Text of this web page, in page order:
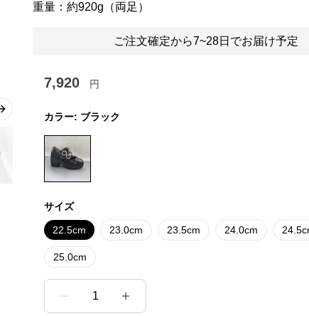
Next slide
重量：約920g（両足）
ご注文確定から7~28日でお届け予定
7,920 円
カラー: ブラック
サイズ
22.5cm 23.0cm 23.5cm 24.0cm
25.0cm
1